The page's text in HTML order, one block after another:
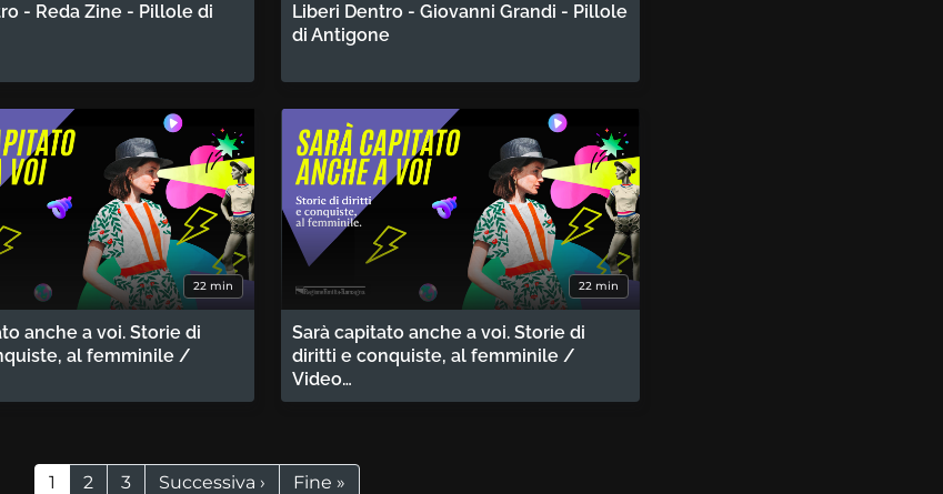
- Reda Zine - Pillole di
Liberi Dentro - Giovanni Grandi - Pillole
di Antigone
22 min
anche a voi. Storie di
al femminile /
22 min
Sarà capitato anche a voi. Storie di
diritti e conquiste, al femminile /
Video…
Pagina attuale
1 Page
2 Page
3 Pagina successiva
Successiva › Ultima pagina
Fine »